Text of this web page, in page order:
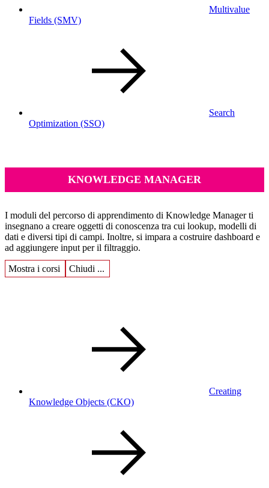
Multivalue
Fields (SMV)
Search
Optimization (SSO)
KNOWLEDGE MANAGER
I moduli del percorso di apprendimento di Knowledge Manager ti
insegnano a creare oggetti di conoscenza tra cui lookup, modelli di
dati e diversi tipi di campi. Inoltre, si impara a costruire dashboard e
ad aggiungere input per il filtraggio.
Mostra i corsi Chiudi ...
Creating
Knowledge Objects (CKO)